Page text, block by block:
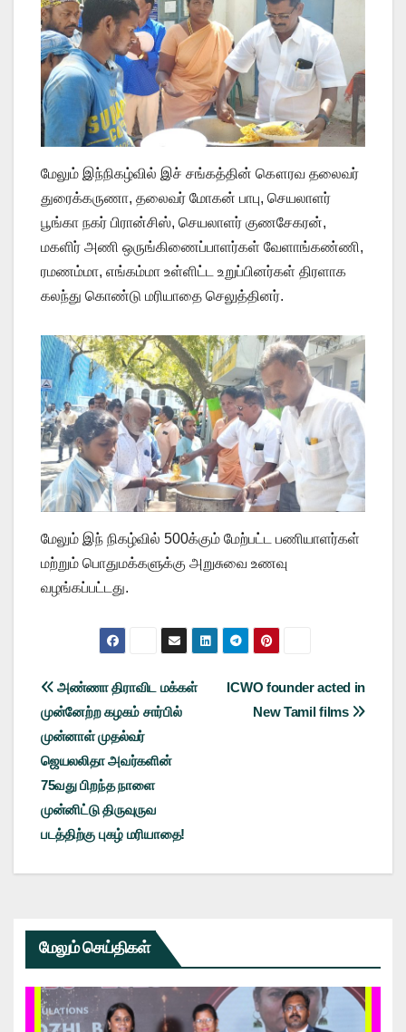
மேலும் இந்நிகழ்வில் இச் சங்கத்தின் கௌரவ தலைவர்
துரைக்கருணா, தலைவர் மோகன் பாபு, செயலாளர்
பூங்கா நகர் பிரான்சிஸ், செயலாளர் குணசேகரன்,
மகளிர் அணி ஒருங்கிணைப்பாளர்கள் வேளாங்கண்ணி,
ரமணம்மா, எங்கம்மா உள்ளிட்ட உறுப்பினர்கள் திரளாக
கலந்து கொண்டு மரியாதை செலுத்தினர்.
மேலும் இந் நிகழ்வில் 500க்கும் மேற்பட்ட பணியாளர்கள்
மற்றும் பொதுமக்களுக்கு அறுசுவை உணவு
வழங்கப்பட்டது.
Post
navigation
ICWO founder acted in
New Tamil films
அண்ணா திராவிட மக்கள்
முன்னேற்ற கழகம் சார்பில்
முன்னாள் முதல்வர்
ஜெயலலிதா அவர்களின்
75வது பிறந்த நாளை
முன்னிட்டு திருவுருவ
படத்திற்கு புகழ் மரியாதை!
மேலும் செய்திகள்